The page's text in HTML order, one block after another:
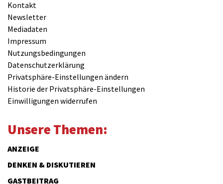
Kontakt
Newsletter
Mediadaten
Impressum
Nutzungsbedingungen
Datenschutzerklärung
Privatsphäre-Einstellungen ändern
Historie der Privatsphäre-Einstellungen
Einwilligungen widerrufen
Unsere Themen:
ANZEIGE
DENKEN & DISKUTIEREN
GASTBEITRAG